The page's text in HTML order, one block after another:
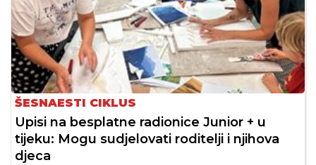
ŠESNAESTI CIKLUS
Upisi na besplatne radionice Junior + u
tijeku: Mogu sudjelovati roditelji i njihova
djeca